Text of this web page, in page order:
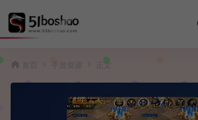
手游资源 正文